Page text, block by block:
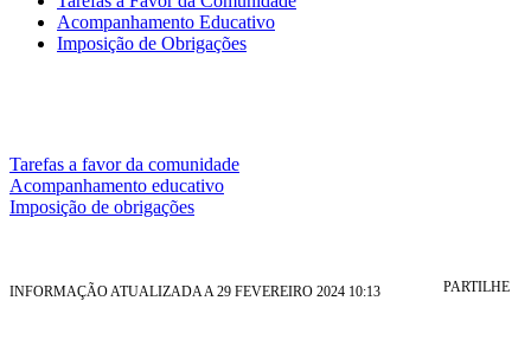
Acompanhamento Educativo
Imposição de Obrigações
Tarefas a favor da comunidade
Acompanhamento educativo
Imposição de obrigações
INFORMAÇÃO ATUALIZADA A 29 FEVEREIRO 2024 10:13 PARTILHE